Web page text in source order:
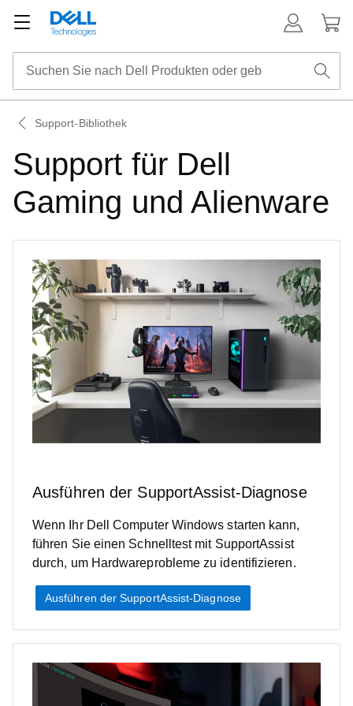
Support-Bibliothek
Support für Dell
Gaming und Alienware
Ausführen der SupportAssist-Diagnose
Wenn Ihr Dell Computer Windows starten kann,
führen Sie einen Schnelltest mit SupportAssist
durch, um Hardwareprobleme zu identifizieren.
Ausführen der SupportAssist-Diagnose